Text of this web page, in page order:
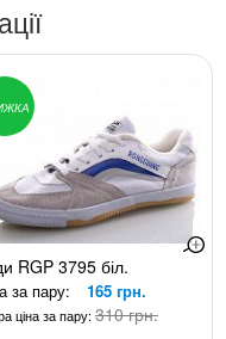
RGP 3795 біл.
за пару: 165 грн.
ціна за пару:310 грн.